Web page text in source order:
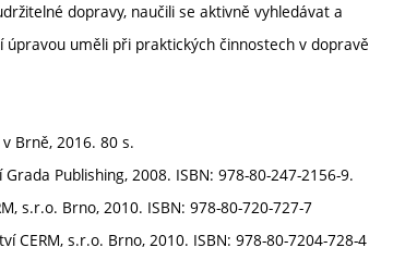
dopravy, naučili se aktivně vyhledávat a
uměli při praktických činnostech v dopravě
v Brně, 2016. 80 s.
Publishing, 2008. ISBN: 978-80-247-2156-9.
s.r.o. Brno, 2010. ISBN: 978-80-720-727-7
CERM, s.r.o. Brno, 2010. ISBN: 978-80-7204-728-4